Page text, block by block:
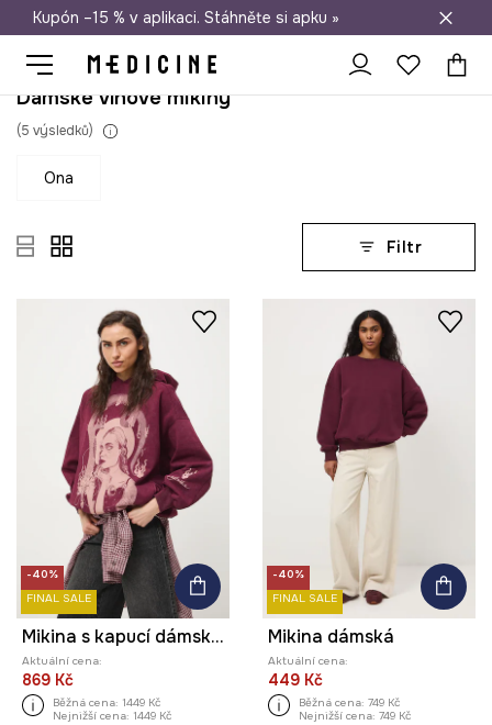
Doprava zdarma při nákupu nad 1 200 Kč
Kupón –15 % v aplikaci. Stáhněte si apku »
Dámské vínové mikiny
(5 výsledků)
ona
Filtr
-40%
FINAL SALE
Mikina s kapucí dámská bavlněná by Agnieszka Łońska, Graphics Series
Aktuální cena:
869 Kč
Běžná cena: 1449 Kč
Nejnižší cena: 1449 Kč
-40%
FINAL SALE
Mikina dámská
Aktuální cena:
449 Kč
Běžná cena: 749 Kč
Nejnižší cena: 749 Kč